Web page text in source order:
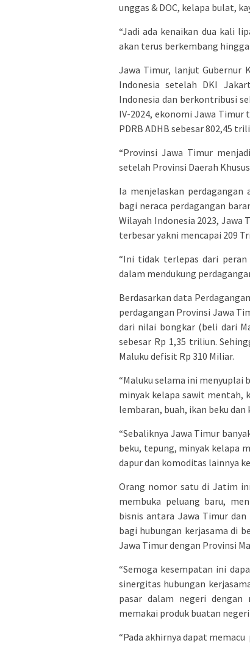
unggas & DOC, kelapa bulat,
“Jadi ada kenaikan dua kali
akan terus berkembang
Jawa Timur, lanjut Gubernur
Indonesia setelah DKI
Indonesia dan berkontribusi
IV-2024, ekonomi Jawa
PDRB ADHB sebesar 802,45
“Provinsi Jawa Timur
setelah Provinsi Daerah
Ia menjelaskan
bagi neraca perdagangan
Wilayah Indonesia 2023, Jawa
terbesar yakni mencapai 209
“Ini tidak terlepas dari
dalam mendukung
Berdasarkan data
perdagangan Provinsi Jawa
dari nilai bongkar (beli dari
sebesar Rp 1,35 triliun.
Maluku defisit Rp 310 Miliar.
“Maluku selama ini
minyak kelapa sawit mentah,
lembaran, buah, ikan beku
“Sebaliknya Jawa Timur
beku, tepung, minyak kelapa
dapur dan komoditas lainnya
Orang nomor satu di Jatim
membuka peluang baru,
bisnis antara Jawa Timur
bagi hubungan kerjasama di
Jawa Timur dengan Provinsi
“Semoga kesempatan ini
sinergitas hubungan
pasar dalam negeri
memakai produk buatan negeri
“Pada akhirnya dapat